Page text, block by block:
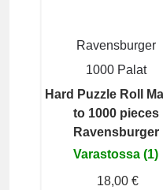
Ravensburger
1000 Palat
Hard Puzzle Roll
to 1000 pieces
Ravensburger
Varastossa (1)
18,00 €